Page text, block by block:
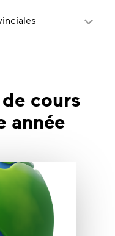
cours
année